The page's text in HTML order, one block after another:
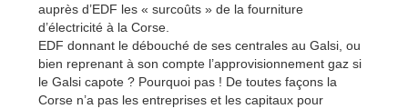
auprès d’EDF les « surcoûts » de la fourniture
d’électricité à la Corse.
EDF donnant le débouché de ses centrales au Galsi, ou
bien reprenant à son compte l’approvisionnement gaz si
le Galsi capote ? Pourquoi pas ! De toutes façons la
Corse n’a pas les entreprises et les capitaux pour